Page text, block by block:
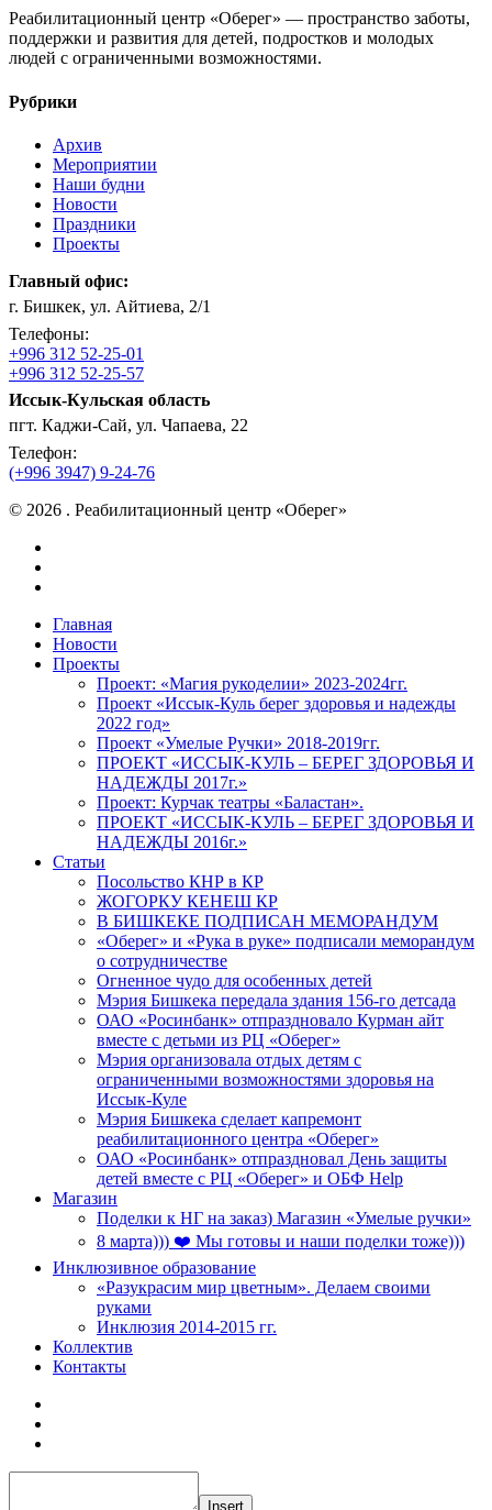
Реабилитационный центр «Оберег» — пространство заботы,
поддержки и развития для детей, подростков и молодых
людей с ограниченными возможностями.
Рубрики
Архив
Мероприятии
Наши будни
Новости
Праздники
Проекты
Главный офис:
г. Бишкек, ул. Айтиева, 2/1
Телефоны:
+996 312 52-25-01
+996 312 52-25-57
Иссык-Кульская область
пгт. Каджи-Сай, ул. Чапаева, 22
Телефон:
(+996 3947) 9-24-76
© 2026 . Реабилитационный центр «Оберег»
Close
Menu
Главная
Новости
Проекты
Проект: «Магия рукоделии» 2023-2024гг.
Проект «Иссык-Куль берег здоровья и надежды
2022 год»
Проект «Умелые Ручки» 2018-2019гг.
ПРОЕКТ «ИССЫК-КУЛЬ – БЕРЕГ ЗДОРОВЬЯ И
НАДЕЖДЫ 2017г.»
Проект: Курчак театры «Баластан».
ПРОЕКТ «ИССЫК-КУЛЬ – БЕРЕГ ЗДОРОВЬЯ И
НАДЕЖДЫ 2016г.»
Статьи
Посольство КНР в КР
ЖОГОРКУ КЕНЕШ КР
В БИШКЕКЕ ПОДПИСАН МЕМОРАНДУМ
«Оберег» и «Рука в руке» подписали меморандум
о сотрудничестве
Огненное чудо для особенных детей
Мэрия Бишкека передала здания 156-го детсада
ОАО «Росинбанк» отпраздновало Курман айт
вместе с детьми из РЦ «Оберег»
Мэрия организовала отдых детям с
ограниченными возможностями здоровья на
Иссык-Куле
Мэрия Бишкека сделает капремонт
реабилитационного центра «Оберег»
ОАО «Росинбанк» отпраздновал День защиты
детей вместе с РЦ «Оберег» и ОБФ Help
Магазин
Поделки к НГ на заказ) Магазин «Умелые ручки»
8 марта))) ❤️ Мы готовы и наши поделки тоже)))
Инклюзивное образование
«Разукрасим мир цветным». Делаем своими
руками
Инклюзия 2014-2015 гг.
Коллектив
Контакты
Insert